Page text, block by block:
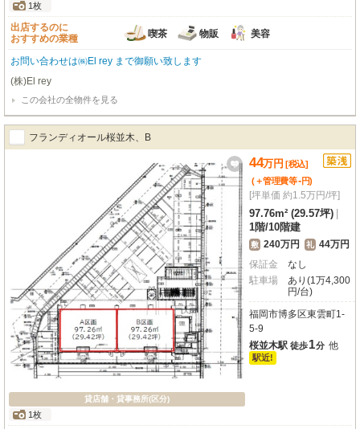
1枚
出店するのに
おすすめの業種
喫茶 物販 美容
お問い合わせは㈱El rey まで御願い致します
(株)El rey
この会社の全物件を見る
フランディオール桜並木、B
貸店舗・貸事務所(区分)
1枚
44万円 [税込]
(＋管理費等-円)
[坪単価 約1.5万円/坪]
97.76m² (29.57坪)
1階/10階建
敷 240万円 礼 44万円
保証金
なし
駐車場
あり(1万4,300
円/台)
福岡市博多区東雲町1-
5-9
桜並木駅 徒歩1分 他
駅近!